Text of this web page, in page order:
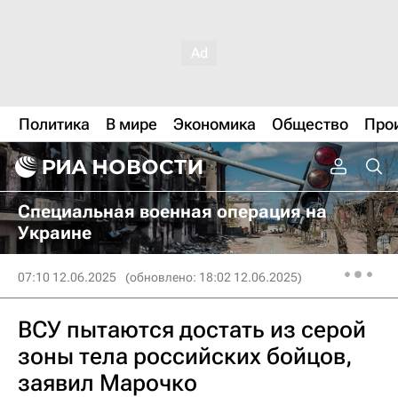
Политика В мире Экономика Общество
Специальная военная операция на
Украине
07:10 12.06.2025 (обновлено: 18:02 12.06.2025)
ВСУ пытаются достать из серой
зоны тела российских бойцов,
заявил Марочко